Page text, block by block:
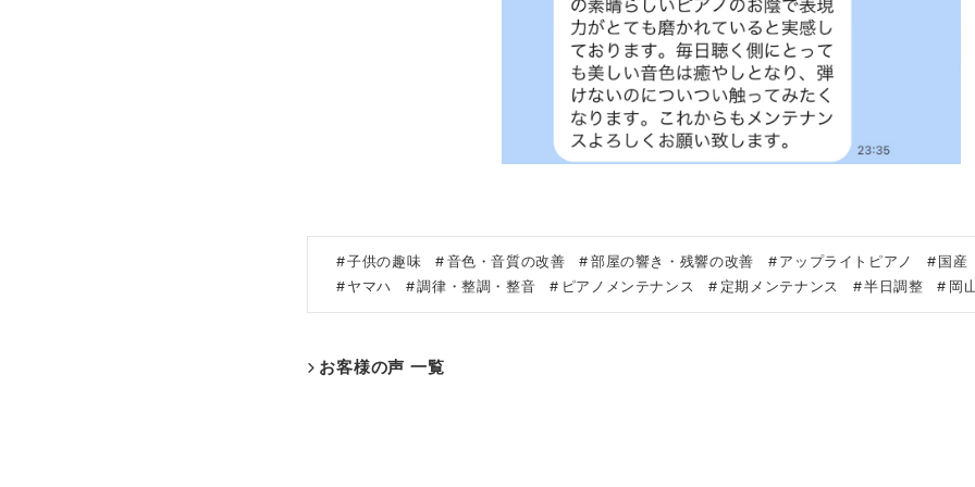
子供の趣味 音色・音質の改善 部屋の響き・残響の改善 アップライトピアノ 国産
ヤマハ
調律・整調・整音 ピアノメンテナンス 定期メンテナンス 半日調整 岡
お客様の声 一覧